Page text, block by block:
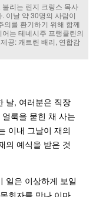
리는 린지 크링스 목사
이날 약 30명의 사람이
의를 환기하기 위해 함께
는 테네시주 프랭클린의
공: 캐트린 배리, 연합감
날, 여러분은 직장
룩을 묻힌 채 사는
이내 그날이 재의
의 예식을 받은 것
일은 이상하게 보일
회자를 만나 이마